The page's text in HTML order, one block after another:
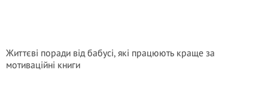
Життєві поради від бабусі, які працюють краще за
мотиваційні книги